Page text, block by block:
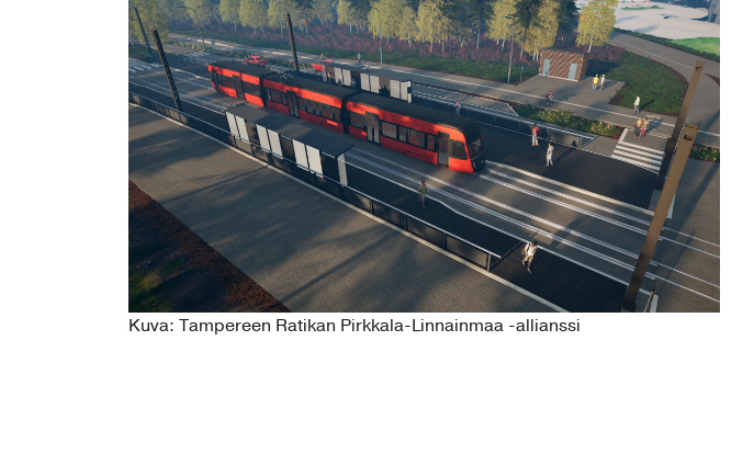
Kuva: Tampereen Ratikan Pirkkala-Linnainmaa -allianssi